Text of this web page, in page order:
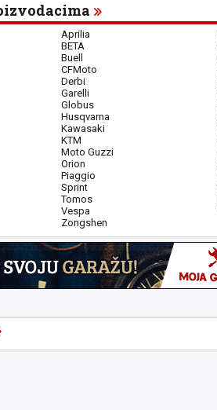
Aprilia
BETA
Buell
CFMoto
Derbi
Garelli
Globus
Husqvarna
Kawasaki
KTM
Moto Guzzi
Orion
Piaggio
Sprint
Tomos
Vespa
Zongshen